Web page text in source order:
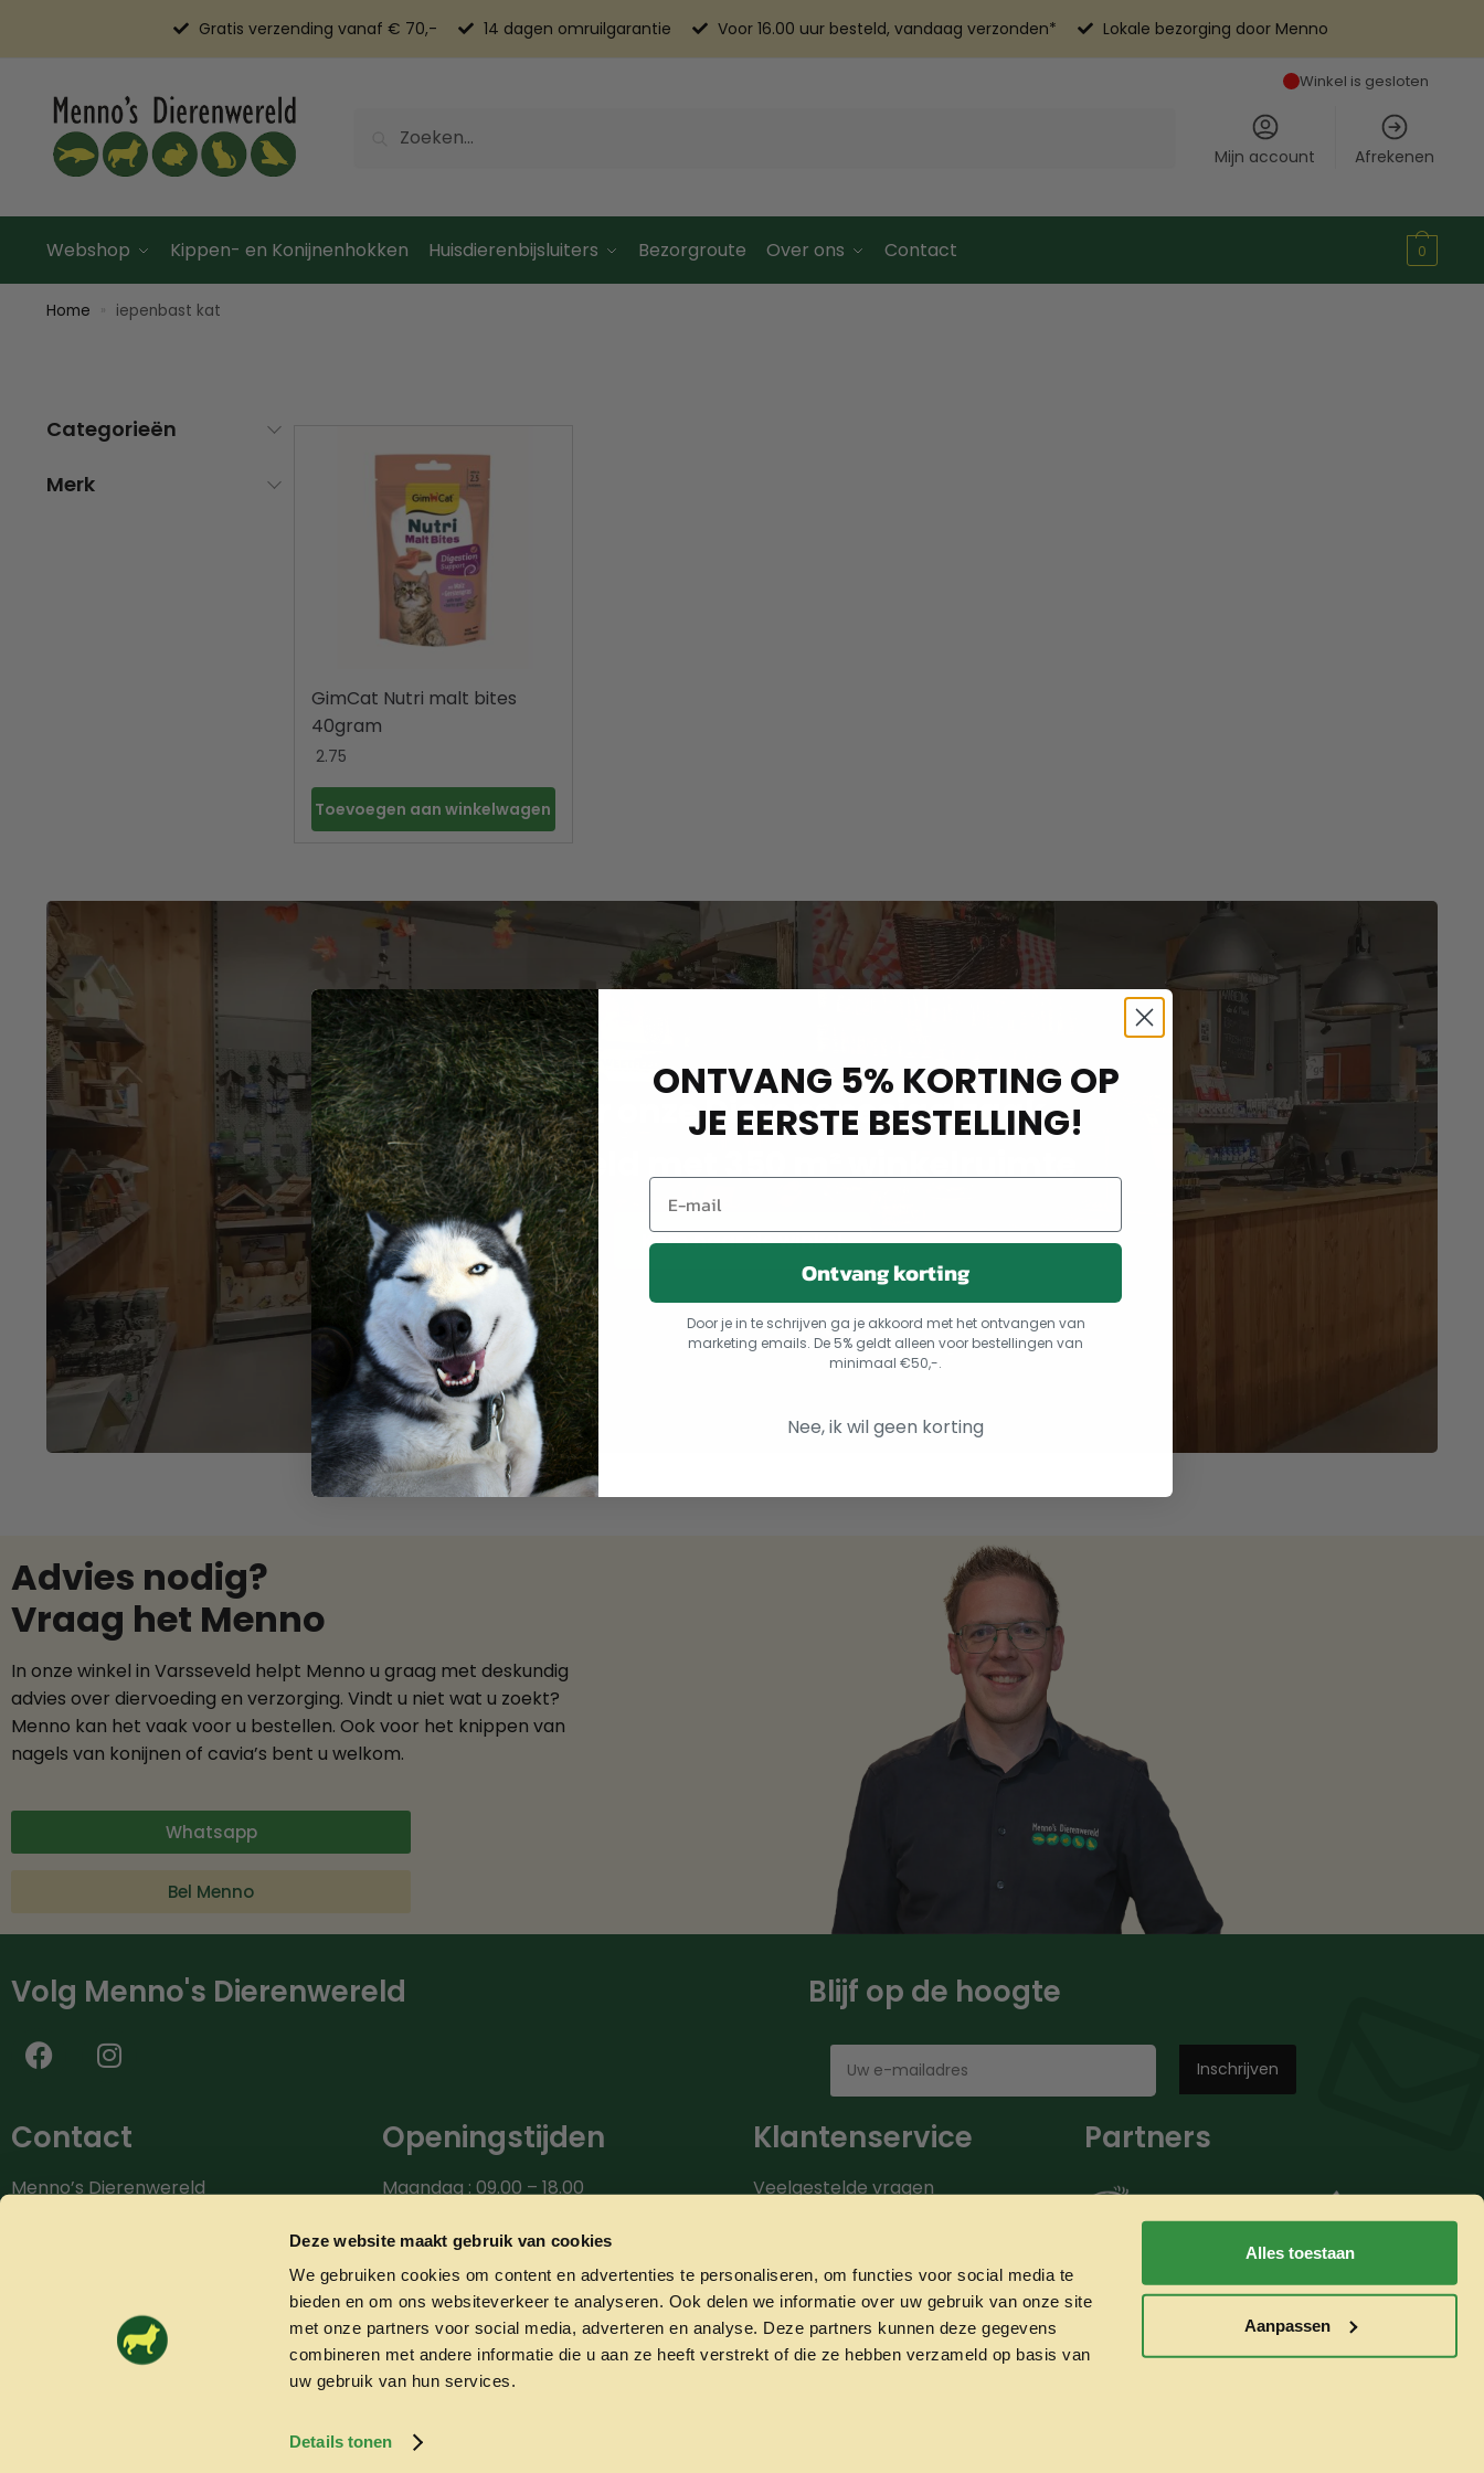
Deze website maakt gebruik van cookies
We gebruiken cookies om content en advertenties te personaliseren, om functies voor social media te
bieden en om ons websiteverkeer te analyseren. Ook delen we informatie over uw gebruik van onze site
met onze partners voor social media, adverteren en analyse. Deze partners kunnen deze gegevens
combineren met andere informatie die u aan ze heeft verstrekt of die ze hebben verzameld op basis van
uw gebruik van hun services.
Details tonen
Alles toestaan
Aanpassen
Gratis verzending vanaf € 70,- 14 dagen omruilgarantie Voor 16.00 uur besteld, vandaag verzonden* Lokale bezorging door Menno
Winkel is gesloten
Mijn account Afrekenen
Webshop Kippen- en Konijnenhokken Huisdierenbijsluiters Bezorgroute Over ons Contact 0
Home iepenbast kat
GimCat Nutri malt bites
40gram
2.75
Toevoegen aan winkelwagen
Categorieën
Merk
Kom naar onze Dierenspeciaalzaak
in Varsseveld met 350 m² winkelruimte
Kom naar de winkel
Advies nodig?
Vraag het Menno
In onze winkel in Varsseveld helpt Menno u graag met deskundig
advies over diervoeding en verzorging. Vindt u niet wat u zoekt?
Menno kan het vaak voor u bestellen. Ook voor het knippen van
nagels van konijnen of cavia’s bent u welkom.
Whatsapp
Bel Menno
Volg Menno's Dierenwereld Blijf op de hoogte
Contact
Menno’s Dierenwereld
info@mennosdierenwereld.nl
Openingstijden
Maandag : 09.00 – 18.00
Woensdag: 09.00 – 18.00
Donderdag: 09.00 – 18.00
Vrijdag: 09.00 – 20.00
Zaterdag: 09.00 – 17.00
Klantenservice
Veelgestelde vragen
Over ons
Onze partners
Contact
Partners
Algemene voorwaarden
ONTVANG 5% KORTING OP
JE EERSTE BESTELLING!
Ontvang korting
Door je in te schrijven ga je akkoord met het ontvangen van
marketing emails. De 5% geldt alleen voor bestellingen van
minimaal €50,-.
Nee, ik wil geen korting